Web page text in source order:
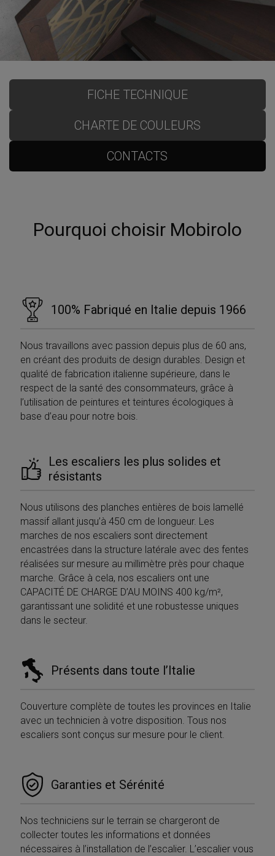
FICHE TECHNIQUE
CHARTE DE COULEURS
CONTACTS
Pourquoi choisir Mobirolo
100% Fabriqué en Italie depuis 1966
Nous travaillons avec passion depuis plus de 60 ans,
en créant des produits de design durables. Design et
qualité de fabrication italienne supérieure, dans le
respect de la santé des consommateurs, grâce à
l’utilisation de peintures et teintures écologiques à
base d’eau pour notre bois.
Les escaliers les plus solides et
résistants
Nous utilisons des planches entières de bois lamellé
massif allant jusqu’à 450 cm de longueur. Les
marches de nos escaliers sont directement
encastrées dans la structure latérale avec des fentes
réalisées sur mesure au millimètre près pour chaque
marche. Grâce à cela, nos escaliers ont une
CAPACITÉ DE CHARGE D’AU MOINS 400 kg/m²,
garantissant une solidité et une robustesse uniques
dans le secteur.
Présents dans toute l’Italie
Couverture complète de toutes les provinces en Italie
avec un technicien à votre disposition. Tous nos
escaliers sont conçus sur mesure pour le client.
Garanties et Sérénité
Nos techniciens sur le terrain se chargeront de
collecter toutes les informations et données
nécessaires à l’installation de l’escalier. L’escalier vous